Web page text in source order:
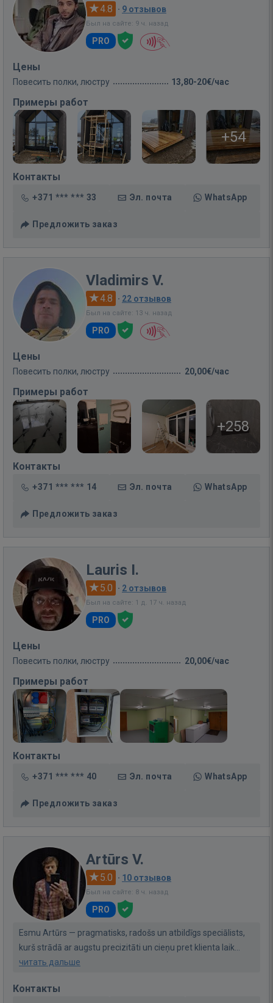
4.8 · 9 отзывов
Был на сайте: 9 ч. назад
PRO
Цены
Повесить полки, люстру 13,80-20€/час
Примеры работ
+54
Контакты
+371 *** *** 33 Эл. почта WhatsApp
Предложить заказ
Vladimirs V.
4.8 · 22 отзывов
Был на сайте: 13 ч. назад
PRO
Цены
Повесить полки, люстру 20,00€/час
Примеры работ
+258
Контакты
+371 *** *** 14 Эл. почта WhatsApp
Предложить заказ
Lauris I.
5.0 · 2 отзывов
Был на сайте: 1 д. 17 ч. назад
PRO
Цены
Повесить полки, люстру 20,00€/час
Примеры работ
Контакты
+371 *** *** 40 Эл. почта WhatsApp
Предложить заказ
Artūrs V.
5.0 · 10 отзывов
Был на сайте: 8 ч. назад
PRO
Esmu Artūrs — pragmatisks, radošs un atbildīgs speciālists,
kurš strādā ar augstu precizitāti un cieņu pret klienta laik...
читать дальше
Контакты